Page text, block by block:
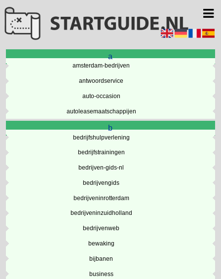
a
amsterdam-bedrijven
antwoordservice
auto-occasion
autoleasemaatschappijen
b
bedrijfshulpverlening
bedrijfstrainingen
bedrijven-gids-nl
bedrijvengids
bedrijveninrotterdam
bedrijveninzuidholland
bedrijvenweb
bewaking
bijbanen
business